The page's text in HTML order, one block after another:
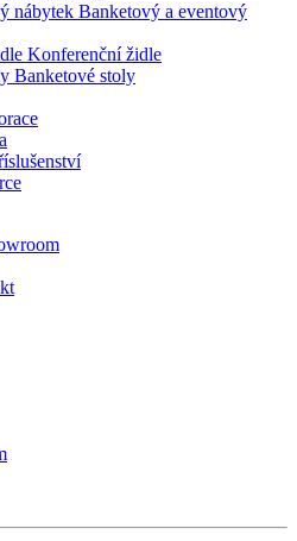
Banketový a eventový
Konferenční židle
Banketové stoly